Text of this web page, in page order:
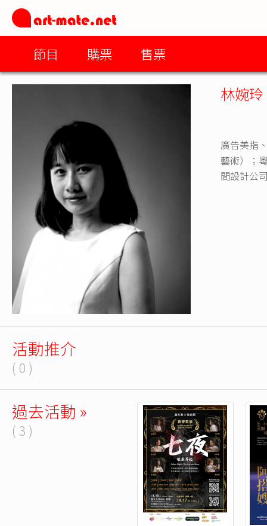
節目 購票 售票
林婉玲
廣告美指
藝術）；
間設計公
活動推介
( 0 )
過去活動 »
( 3 )